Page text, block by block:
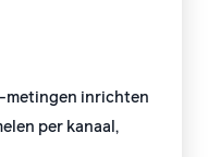
metingen inrichten
per kanaal,